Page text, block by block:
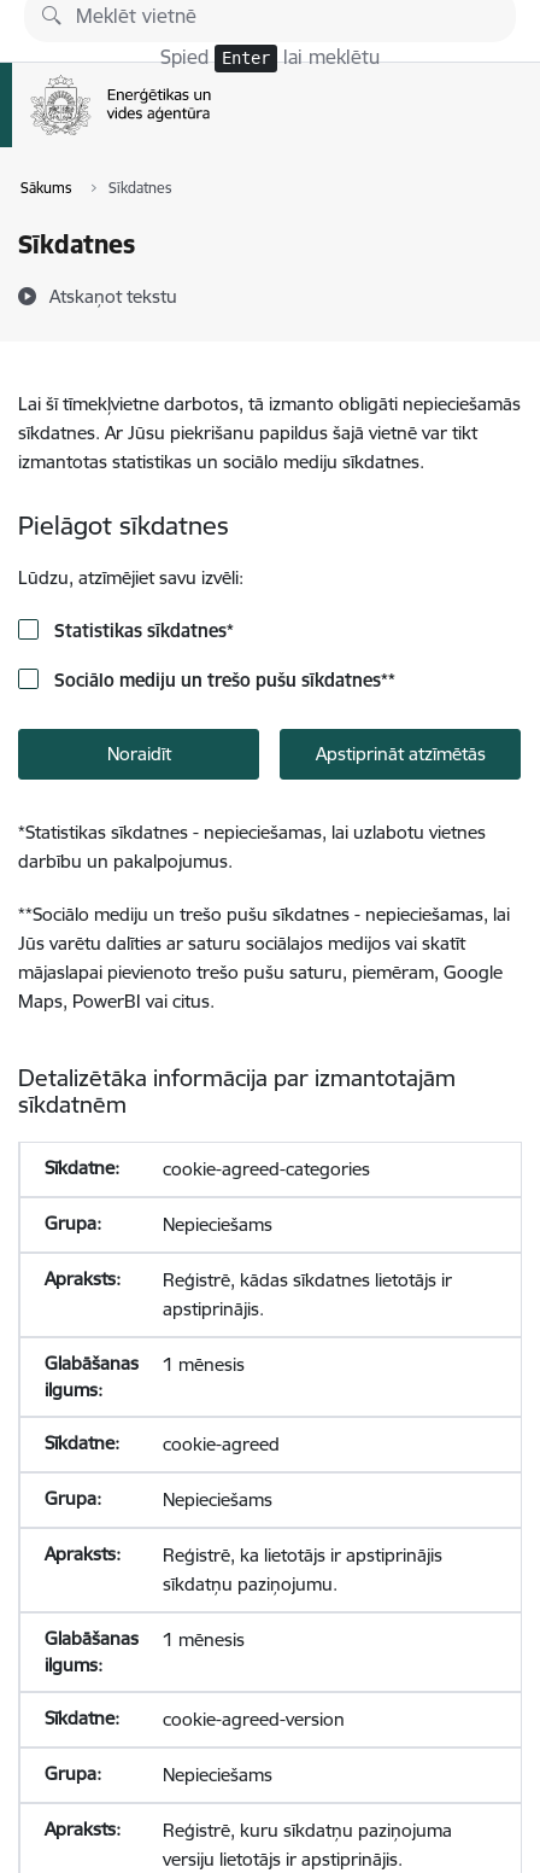
Pāriet uz lapas saturu
Spied Enter lai meklētu
Sākums Sīkdatnes
Sīkdatnes
Atskaņot tekstu
Lai šī tīmekļvietne darbotos, tā izmanto obligāti nepieciešamās
sīkdatnes. Ar Jūsu piekrišanu papildus šajā vietnē var tikt
izmantotas statistikas un sociālo mediju sīkdatnes.
Pielāgot sīkdatnes
Lūdzu, atzīmējiet savu izvēli:
Statistikas sīkdatnes*
Sociālo mediju un trešo pušu sīkdatnes**
Noraidīt Apstiprināt atzīmētās
*Statistikas sīkdatnes - nepieciešamas, lai uzlabotu vietnes
darbību un pakalpojumus.
**Sociālo mediju un trešo pušu sīkdatnes - nepieciešamas, lai
Jūs varētu dalīties ar saturu sociālajos medijos vai skatīt
mājaslapai pievienoto trešo pušu saturu, piemēram, Google
Maps, PowerBI vai citus.
Detalizētāka informācija par izmantotajām
sīkdatnēm
cookie-agreed-categories
Nepieciešams
Reģistrē, kādas sīkdatnes lietotājs ir
apstiprinājis.
1 mēnesis
cookie-agreed
Nepieciešams
Reģistrē, ka lietotājs ir apstiprinājis
sīkdatņu paziņojumu.
1 mēnesis
cookie-agreed-version
Nepieciešams
Reģistrē, kuru sīkdatņu paziņojuma
versiju lietotājs ir apstiprinājis.